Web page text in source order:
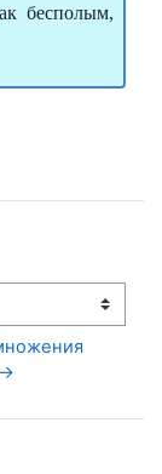
бесполым,